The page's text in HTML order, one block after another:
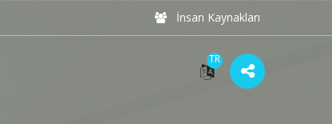
İnsan Kaynakları
TR